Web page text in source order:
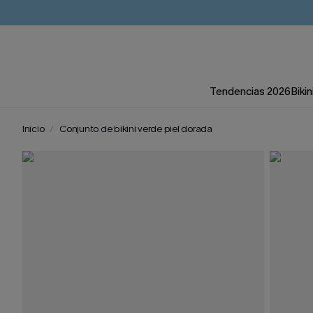
Tendencias 2026
Inicio Conjunto de bikini verde piel dorada